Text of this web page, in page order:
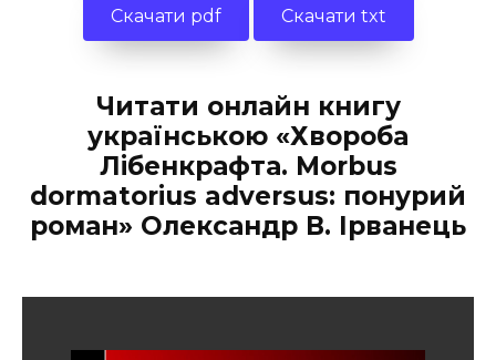
Скачати pdf Скачати txt
Читати онлайн книгу
українською «Хвороба
Лібенкрафта. Morbus
dormatorius adversus: понурий
роман» Олександр В. Ірванець